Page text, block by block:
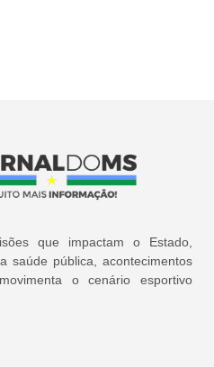
que impactam o Estado,
saúde pública, acontecimentos
o cenário esportivo